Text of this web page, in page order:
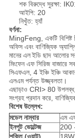
শক বিরুদ্ধে সুরক্ষা:
আইপি: 20
নিখুঁত: হ্যাঁ
বর্ণনা:
MingFeng, একটি বিশিষ্ট
অফিস এবং বাণিজ্যিক
মানেরএলইডি ছাদ আলোর
মিংফেন এফ সিরিজ বাজারে
সিএফএল, 4 ইঞ্চি ইঞ্চি
এলএম পর্যন্ত উজ্জ্বলতা।
এছাড়াও CRI> 80 উপলব্ধ,
সংগ্রহ প্রদান করে,
বিশেষ উল্লেখ:
মডেল নাম্বার
এম
ইনপুট ভোল্টেজ
200